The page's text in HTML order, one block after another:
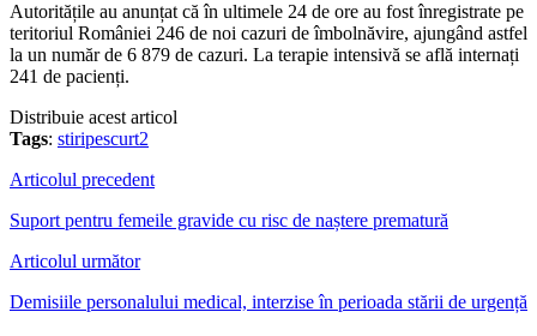
Autoritățile au anunțat că în ultimele 24 de ore au fost înregistrate pe
teritoriul României 246 de noi cazuri de îmbolnăvire, ajungând astfel
la un număr de 6 879 de cazuri. La terapie intensivă se află internați
241 de pacienți.
Distribuie acest articol
Tags: stiripescurt2
Articolul precedent
Suport pentru femeile gravide cu risc de naștere prematură
Articolul următor
Demisiile personalului medical, interzise în perioada stării de urgență